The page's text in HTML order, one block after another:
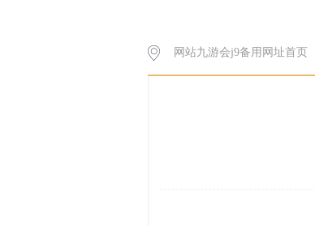
网站九游会j9备用网址首页